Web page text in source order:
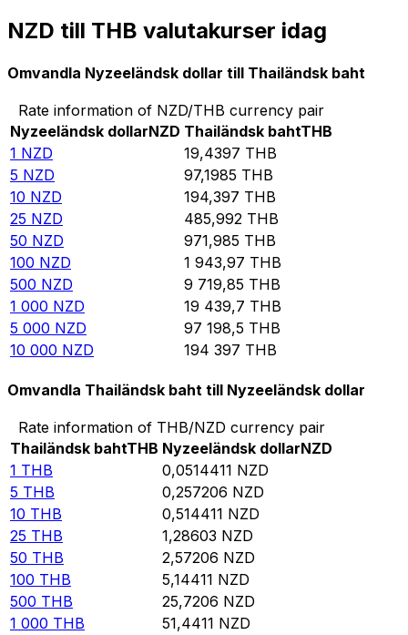
NZD till THB valutakurser idag
Omvandla Nyzeeländsk dollar till Thailändsk baht
Rate information of NZD/THB currency pair
Nyzeeländsk dollarNZD Thailändsk bahtTHB
1 NZD 19,4397 THB
5 NZD 97,1985 THB
10 NZD 194,397 THB
25 NZD 485,992 THB
50 NZD 971,985 THB
100 NZD 1 943,97 THB
500 NZD 9 719,85 THB
1 000 NZD 19 439,7 THB
5 000 NZD 97 198,5 THB
10 000 NZD 194 397 THB
Omvandla Thailändsk baht till Nyzeeländsk dollar
Rate information of THB/NZD currency pair
Thailändsk bahtTHB Nyzeeländsk dollarNZD
1 THB 0,0514411 NZD
5 THB 0,257206 NZD
10 THB 0,514411 NZD
25 THB 1,28603 NZD
50 THB 2,57206 NZD
100 THB 5,14411 NZD
500 THB 25,7206 NZD
1 000 THB 51,4411 NZD